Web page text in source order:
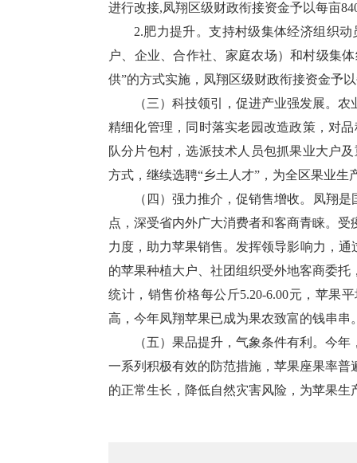
进行改接,凤翔区级财政衔接资金予以每亩
2.肥力提升。支持村级集体经济组织
户、企业、合作社、家庭农场）和村级集
供”的方式实施，凤翔区级财政衔接资金予
（三）科技领引，促进产业强发展。
精细化管理，同时落实老园改造政策，对
队分片包村，选派技术人员包抓果业大户
方式，继续选聘“乡土人才”，为全区果业
（四）强力推介，促销售增收。凤翔
点，深受省内外广大消费者和客商青睐。
力度，助力苹果销售。发挥领导影响力，
的苹果种植大户、社团组织受外地客商委
统计，销售价格每公斤5.20-6.00元，苹果
高，今年凤翔苹果已成为果农致富的钱串串
（五）果品提升，气象条件有利。今
一系列积极有效的防范措施，苹果座果率
的正常生长，降低自然灾害风险，为苹果生